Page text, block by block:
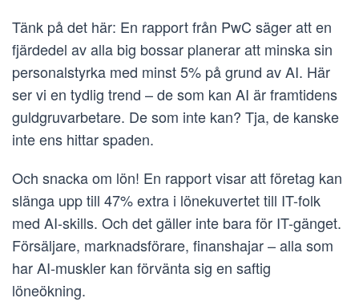
Tänk på det här: En rapport från PwC säger att en
fjärdedel av alla big bossar planerar att minska sin
personalstyrka med minst 5% på grund av AI. Här
ser vi en tydlig trend – de som kan AI är framtidens
guldgruvarbetare. De som inte kan? Tja, de kanske
inte ens hittar spaden.
Och snacka om lön! En rapport visar att företag kan
slänga upp till 47% extra i lönekuvertet till IT-folk
med AI-skills. Och det gäller inte bara för IT-gänget.
Försäljare, marknadsförare, finanshajar – alla som
har AI-muskler kan förvänta sig en saftig
löneökning.